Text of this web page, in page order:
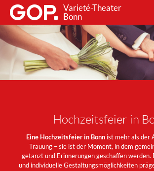
Varieté-Theater
Bonn
Hochzeitsfeier in
Eine Hochzeitsfeier in Bonnist mehr als der
Trauung – sie ist der Moment, in dem
getanzt und Erinnerungen geschaffen werden.
und individuelle Gestaltungsmöglichkeiten